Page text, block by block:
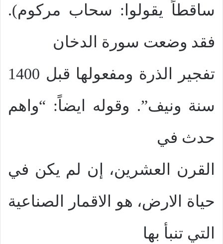
ساقطاً يقولوا: سحاب مركوم).
فقد وضعت سورة الدخان
تفجير الذرة ومفعولها قبل 1400
سنة ونيف”. وقوله ايضاً: “واهم
حدث في
القرن العشرين، إن لم يكن في
حياة الارض، هو الاقمار الصناعية
التي تنبأ بها